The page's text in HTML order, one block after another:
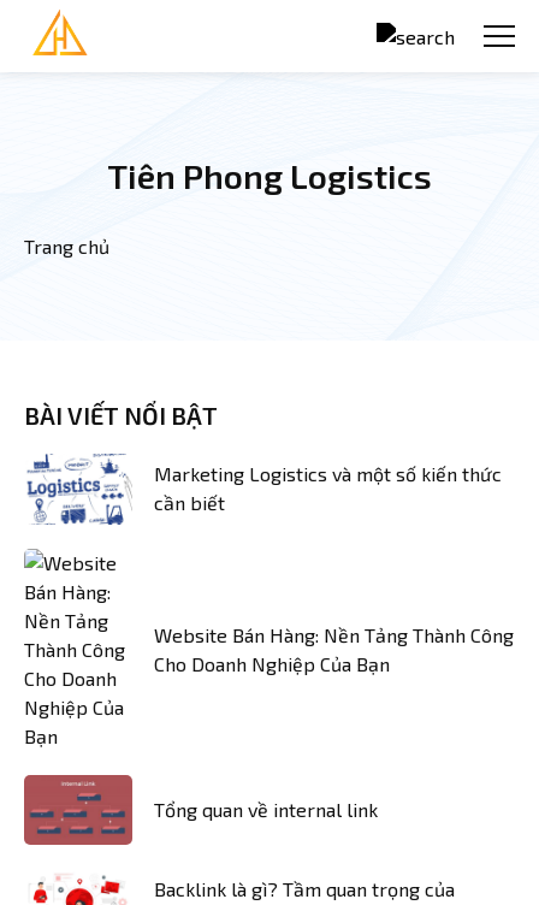
Nhảy đến nội dung
Tiên Phong Logistics
Bạn đang ở đây
Trang chủ
BÀI VIẾT NỔI BẬT
Marketing Logistics và một số kiến thức
cần biết
Website Bán Hàng: Nền Tảng Thành Công
Cho Doanh Nghiệp Của Bạn
Tổng quan về internal link
Backlink là gì? Tầm quan trọng của